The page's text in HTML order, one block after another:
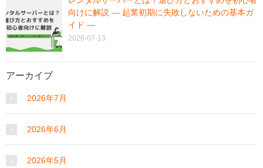
向けに解説 ― 起業初期に失敗しないための基本ガ
イド ―
2026-07-13
アーカイブ
2026年7月
2026年6月
2026年5月